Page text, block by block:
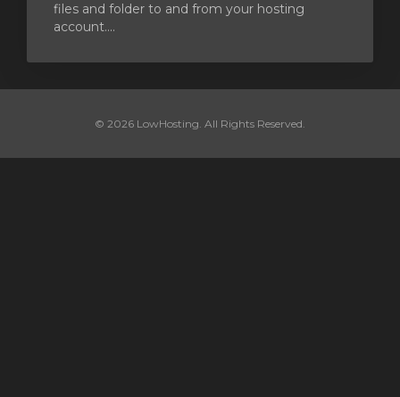
files and folder to and from your hosting
account....
© 2026 LowHosting. All Rights Reserved.